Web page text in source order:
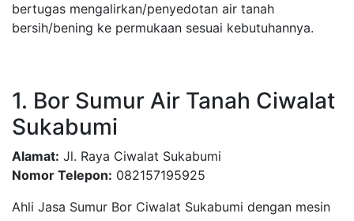
bertugas mengalirkan/penyedotan air tanah
bersih/bening ke permukaan sesuai kebutuhannya.
1. Bor Sumur Air Tanah Ciwalat
Sukabumi
Alamat: Jl. Raya Ciwalat Sukabumi
Nomor Telepon: 082157195925
Ahli Jasa Sumur Bor Ciwalat Sukabumi dengan mesin